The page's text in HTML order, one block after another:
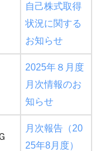
自己株式取得
状況に関する
お知らせ
2025年８月度
月次情報のお
知らせ
月次報告（20
25年8月度）